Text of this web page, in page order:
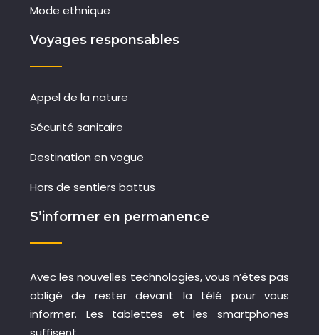
Mode ethnique
Voyages responsables
Appel de la nature
Sécurité sanitaire
Destination en vogue
Hors de sentiers battus
S’informer en permanence
Avec les nouvelles technologies, vous n’êtes pas
obligé de rester devant la télé pour vous
informer. Les tablettes et les smartphones